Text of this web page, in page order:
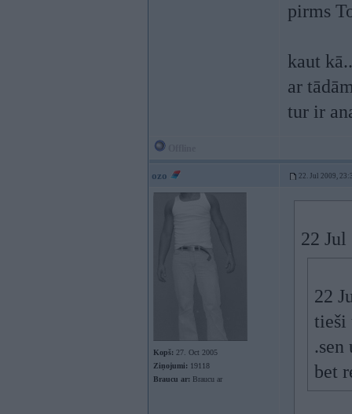
pirms
kaut
ar
tur ir
ozo 22. Jul 2009,
Kopš: 27. Oct 2005
Ziņojumi: 19118
Braucu ar: Braucu ar
22
22
tieši
.sen
bet